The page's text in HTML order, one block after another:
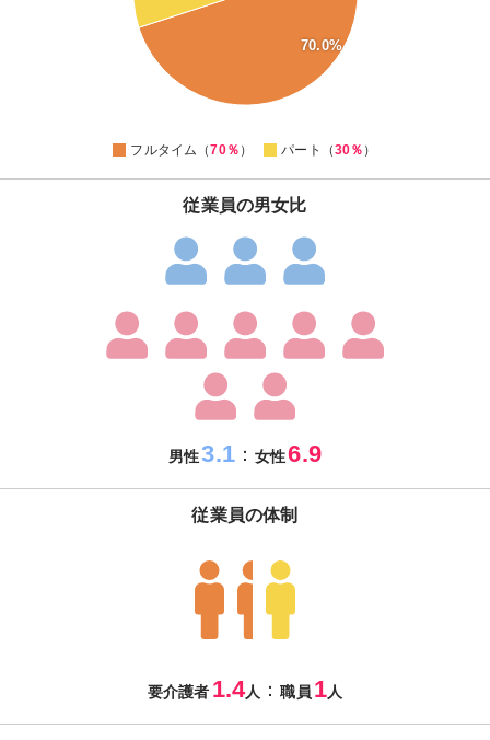
70.0%
フルタイム（70％ ） パート（30％ ）
従業員の男女比
男性3.1：女性6.9
従業員の体制
要介護者 1.4人 ：職員 1人